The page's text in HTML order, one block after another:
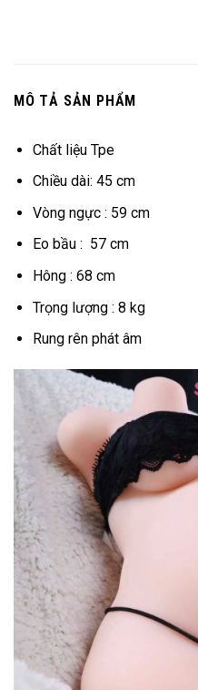
MÔ TẢ SẢN PHẨM
Chất liệu Tpe
Chiều dài: 45 cm
Vòng ngực : 59 cm
Eo bầu : 57 cm
Hông : 68 cm
Trọng lượng : 8 kg
Rung rên phát âm